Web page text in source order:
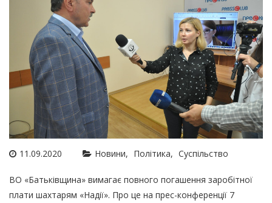
11.09.2020 Новини Політика Суспільство
ВО «Батьківщина» вимагає повного погашення заробітної
плати шахтарям «Надії». Про це на прес-конференції 7